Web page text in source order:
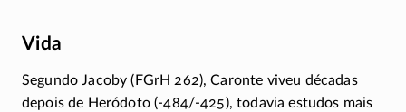
Vida
Segundo Jacoby (FGrH 262), Caronte viveu décadas
depois de Heródoto(-484/-425), todavia estudos mais